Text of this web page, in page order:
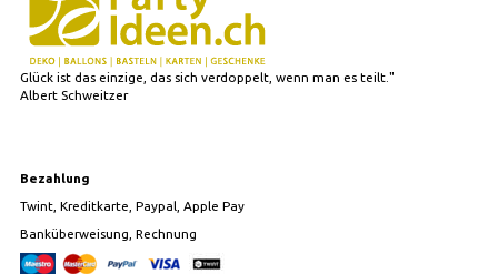
Glück ist das einzige, das sich verdoppelt, wenn man es teilt."
Albert Schweitzer
Bezahlung
Twint, Kreditkarte, Paypal, Apple Pay
Banküberweisung, Rechnung